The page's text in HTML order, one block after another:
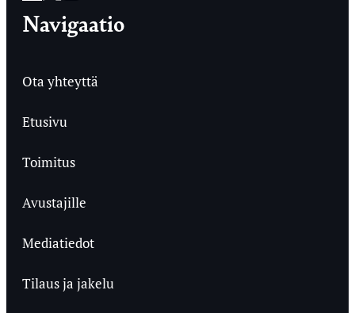
Navigaatio
Ota yhteyttä
Etusivu
Toimitus
Avustajille
Mediatiedot
Tilaus ja jakelu